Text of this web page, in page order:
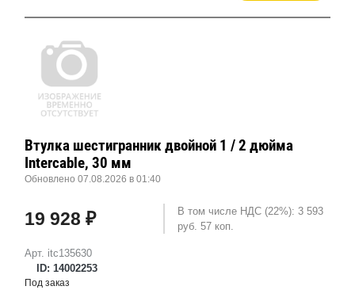
Арт. itc135630
ID: 14002253
Втулка шестигранник двойной 1 / 2 дюйма
Intercable, 30 мм
Обновлено 07.08.2026 в 01:40
19 928 ₽
В том числе НДС (22%): 3 593
руб. 57 коп.
Под заказ